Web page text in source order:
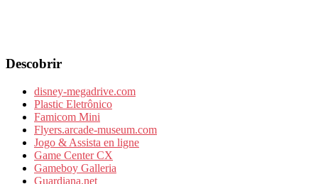
Descobrir
disney-megadrive.com
Plastic Eletrônico
Famicom Mini
Flyers.arcade-museum.com
Jogo & Assista en ligne
Game Center CX
Gameboy Galleria
Guardiana.net